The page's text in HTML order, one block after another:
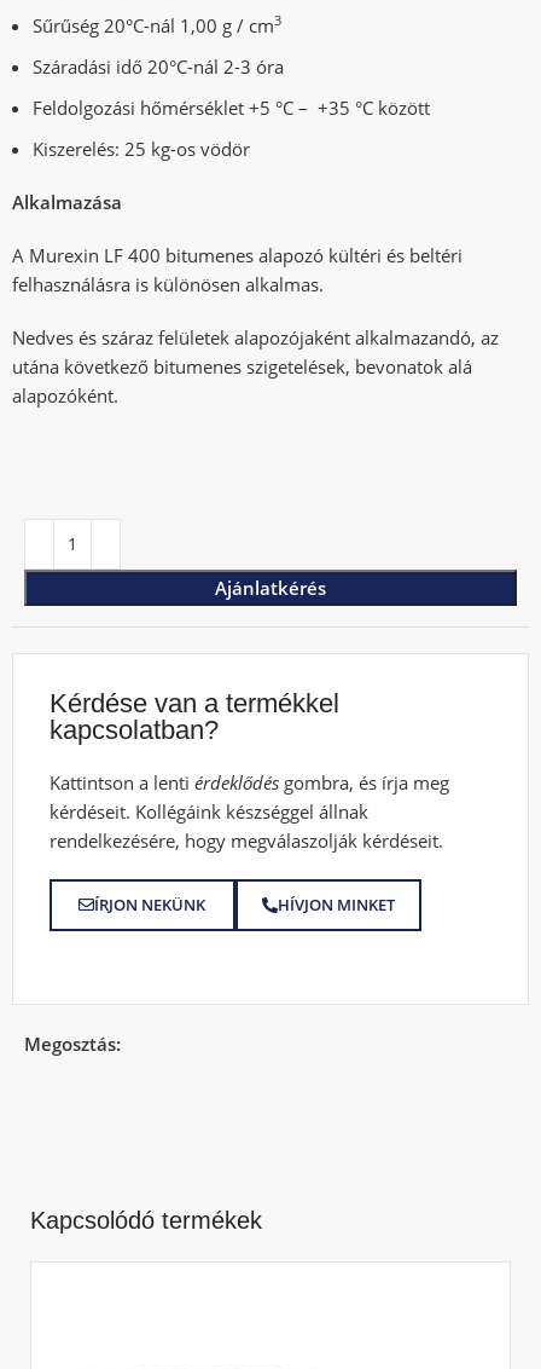
Sűrűség 20°C-nál 1,00 g / cm3
Száradási idő 20°C-nál 2-3 óra
Feldolgozási hőmérséklet +5 °C – +35 °C között
Kiszerelés: 25 kg-os vödör
Alkalmazása
A Murexin LF 400 bitumenes alapozó kültéri és beltéri
felhasználásra is különösen alkalmas.
Nedves és száraz felületek alapozójaként alkalmazandó, az
utána következő bitumenes szigetelések, bevonatok alá
alapozóként.
Ajánlatkérés
Kérdése van a termékkel
kapcsolatban?
Kattintson a lentiérdeklődés gombra, és írja meg
kérdéseit. Kollégáink készséggel állnak
rendelkezésére, hogy megválaszolják kérdéseit.
ÍRJON NEKÜNK HÍVJON MINKET
Megosztás:
Kapcsolódó termékek